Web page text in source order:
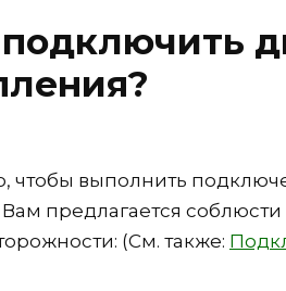
чтобы выполнить
Вам предлагается
(См. также: